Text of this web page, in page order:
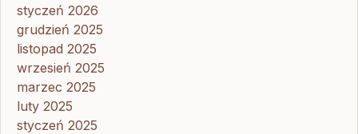
styczeń 2026
grudzień 2025
listopad 2025
wrzesień 2025
marzec 2025
luty 2025
styczeń 2025